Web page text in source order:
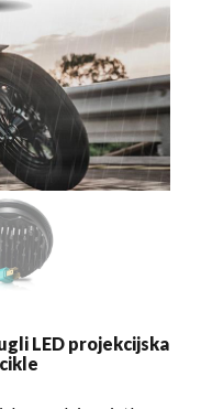
LED projekcijska